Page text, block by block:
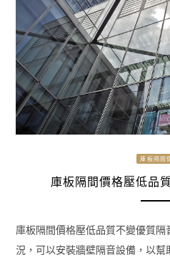
庫板隔間
庫板隔間價格壓低品
庫板隔間價格壓低品質不變優質
況，可以安裝牆壁隔音設備，以